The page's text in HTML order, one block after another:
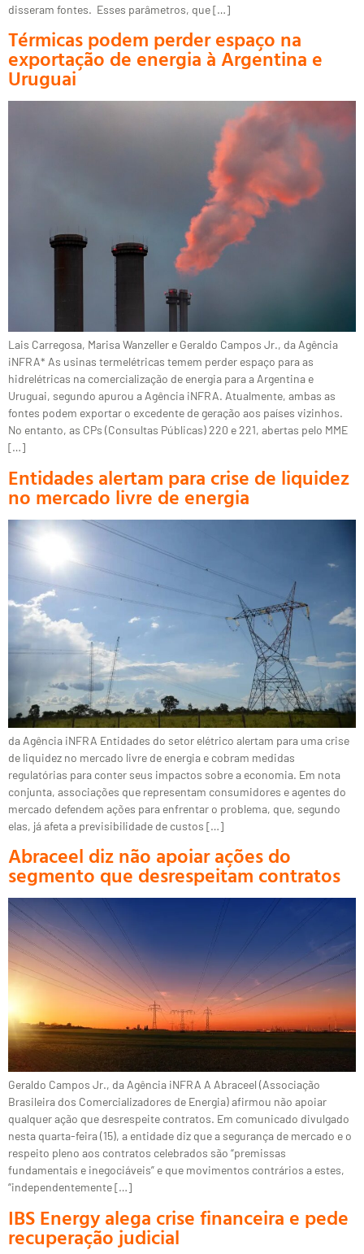
disseram fontes. Esses parâmetros, que […]
Térmicas podem perder espaço na
exportação de energia à Argentina e
Uruguai
Lais Carregosa, Marisa Wanzeller e Geraldo Campos Jr., da Agência
iNFRA* As usinas termelétricas temem perder espaço para as
hidrelétricas na comercialização de energia para a Argentina e
Uruguai, segundo apurou a Agência iNFRA. Atualmente, ambas as
fontes podem exportar o excedente de geração aos países vizinhos.
No entanto, as CPs (Consultas Públicas) 220 e 221, abertas pelo MME
[…]
Entidades alertam para crise de liquidez
no mercado livre de energia
da Agência iNFRA Entidades do setor elétrico alertam para uma crise
de liquidez no mercado livre de energia e cobram medidas
regulatórias para conter seus impactos sobre a economia. Em nota
conjunta, associações que representam consumidores e agentes do
mercado defendem ações para enfrentar o problema, que, segundo
elas, já afeta a previsibilidade de custos […]
Abraceel diz não apoiar ações do
segmento que desrespeitam contratos
Geraldo Campos Jr., da Agência iNFRA A Abraceel (Associação
Brasileira dos Comercializadores de Energia) afirmou não apoiar
qualquer ação que desrespeite contratos. Em comunicado divulgado
nesta quarta-feira (15), a entidade diz que a segurança de mercado e o
respeito pleno aos contratos celebrados são “premissas
fundamentais e inegociáveis” e que movimentos contrários a estes,
“independentemente […]
IBS Energy alega crise financeira e pede
recuperação judicial